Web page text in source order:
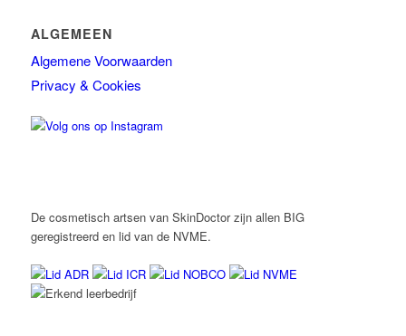
ALGEMEEN
Algemene Voorwaarden
Privacy & Cookies
De cosmetisch artsen van SkinDoctor zijn allen BIG
geregistreerd en lid van de NVME.